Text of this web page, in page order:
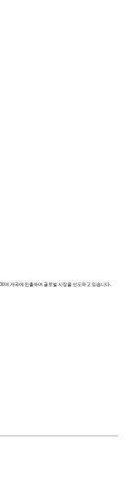
여 개국에 진출하며 글로벌 시장을 선도하고 있습니다.